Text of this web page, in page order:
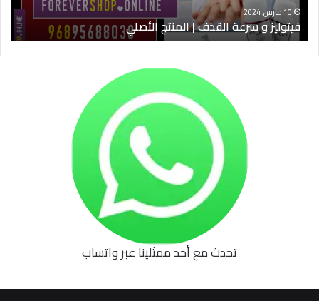
10 مارس، 2024
فيتوليز و سرعة القذف | المنتج الأصلي
تحدث مع أحد ممثلينا عبر واتساب